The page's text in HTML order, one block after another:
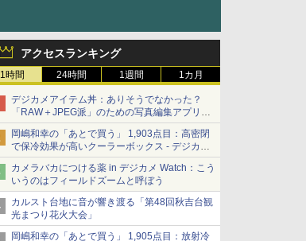
アクセスランキング
1時間 24時間 1週間 1カ月
デジカメアイテム丼：ありそうでなかった？
「RAW＋JPEG派」のための写真編集アプリ
カメラデフォルトのJPEGを大切にする
「Filmator」
岡嶋和幸の「あとで買う」 1,903点目：高密閉
で保冷効果が高いクーラーボックス - デジカメ
Watch
カメラバカにつける薬 in デジカメ Watch：こう
いうのはフィールドズームと呼ぼう
カルスト台地に音が響き渡る「第48回秋吉台観
光まつり花火大会」
岡嶋和幸の「あとで買う」 1,905点目：放射冷